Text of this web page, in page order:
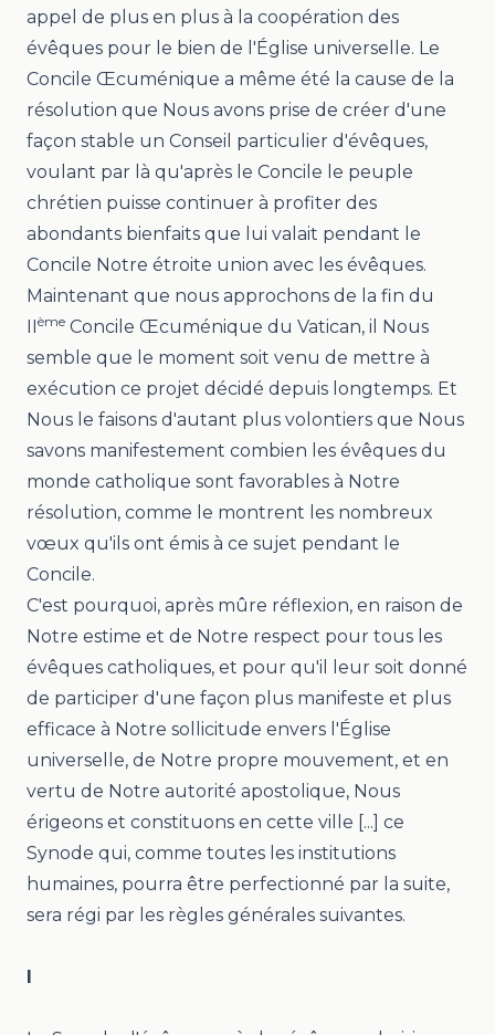
appel de plus en plus à la coopération des
évêques pour le bien de l'Église universelle. Le
Concile Œcuménique a même été la cause de la
résolution que Nous avons prise de créer d'une
façon stable un Conseil particulier d'évêques,
voulant par là qu'après le Concile le peuple
chrétien puisse continuer à profiter des
abondants bienfaits que lui valait pendant le
Concile Notre étroite union avec les évêques.
Maintenant que nous approchons de la fin du
IIème Concile Œcuménique du Vatican, il Nous
semble que le moment soit venu de mettre à
exécution ce projet décidé depuis longtemps. Et
Nous le faisons d'autant plus volontiers que Nous
savons manifestement combien les évêques du
monde catholique sont favorables à Notre
résolution, comme le montrent les nombreux
vœux qu'ils ont émis à ce sujet pendant le
Concile.
C'est pourquoi, après mûre réflexion, en raison de
Notre estime et de Notre respect pour tous les
évêques catholiques, et pour qu'il leur soit donné
de participer d'une façon plus manifeste et plus
efficace à Notre sollicitude envers l'Église
universelle, de Notre propre mouvement, et en
vertu de Notre autorité apostolique, Nous
érigeons et constituons en cette ville [...] ce
Synode qui, comme toutes les institutions
humaines, pourra être perfectionné par la suite,
sera régi par les règles générales suivantes.
I